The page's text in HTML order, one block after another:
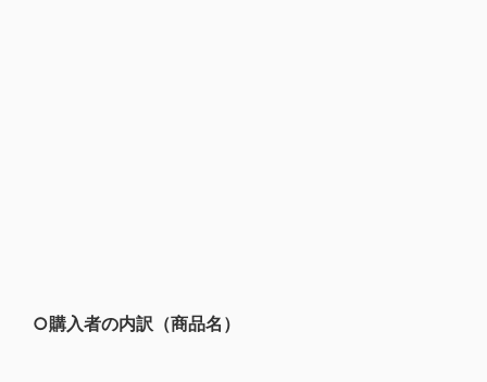
○購入者の内訳（商品名）